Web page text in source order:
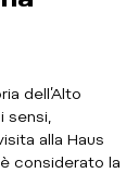
dell’Alto
alla Haus
considerato la